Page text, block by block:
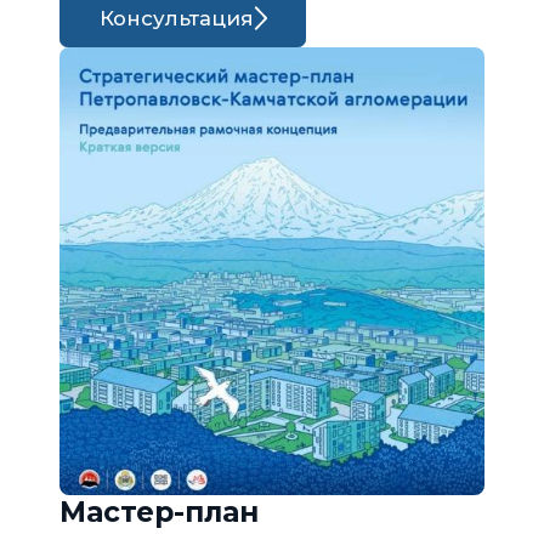
Консультация
Мастер-план